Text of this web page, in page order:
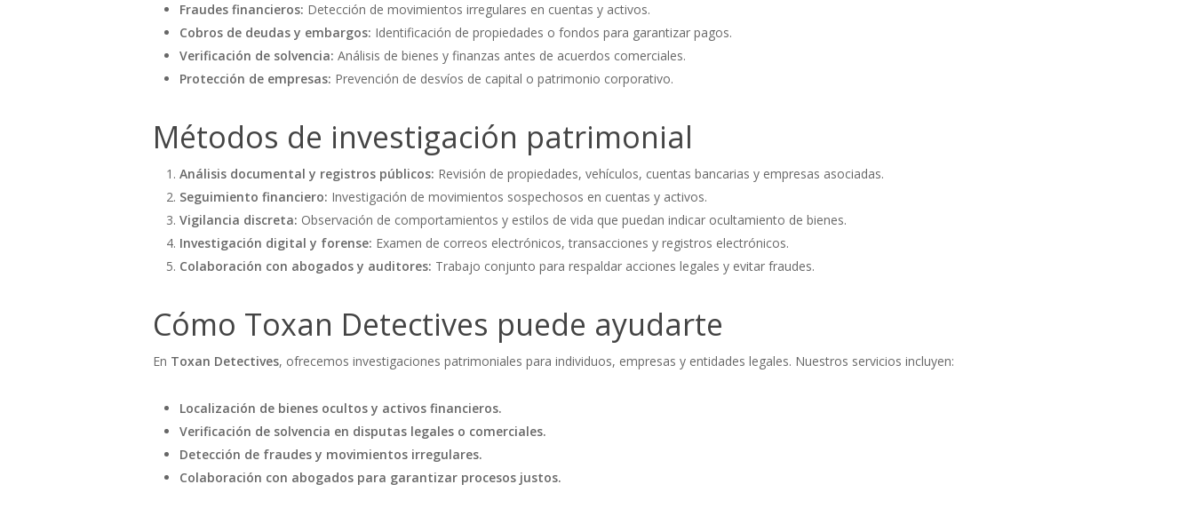
Fraudes financieros: Detección de movimientos irregulares en cuentas y activos.
Cobros de deudas y embargos: Identificación de propiedades o fondos para garantizar pagos.
Verificación de solvencia: Análisis de bienes y finanzas antes de acuerdos comerciales.
Protección de empresas: Prevención de desvíos de capital o patrimonio corporativo.
Métodos de investigación patrimonial
Análisis documental y registros públicos: Revisión de propiedades, vehículos, cuentas bancarias y empresas asociadas.
Seguimiento financiero: Investigación de movimientos sospechosos en cuentas y activos.
Vigilancia discreta: Observación de comportamientos y estilos de vida que puedan indicar ocultamiento de bienes.
Investigación digital y forense: Examen de correos electrónicos, transacciones y registros electrónicos.
Colaboración con abogados y auditores: Trabajo conjunto para respaldar acciones legales y evitar fraudes.
Cómo Toxan Detectives puede ayudarte
En Toxan Detectives, ofrecemos investigaciones patrimoniales para individuos, empresas y entidades legales. Nuestros servicios incluyen:
Localización de bienes ocultos y activos financieros.
Verificación de solvencia en disputas legales o comerciales.
Detección de fraudes y movimientos irregulares.
Colaboración con abogados para garantizar procesos justos.